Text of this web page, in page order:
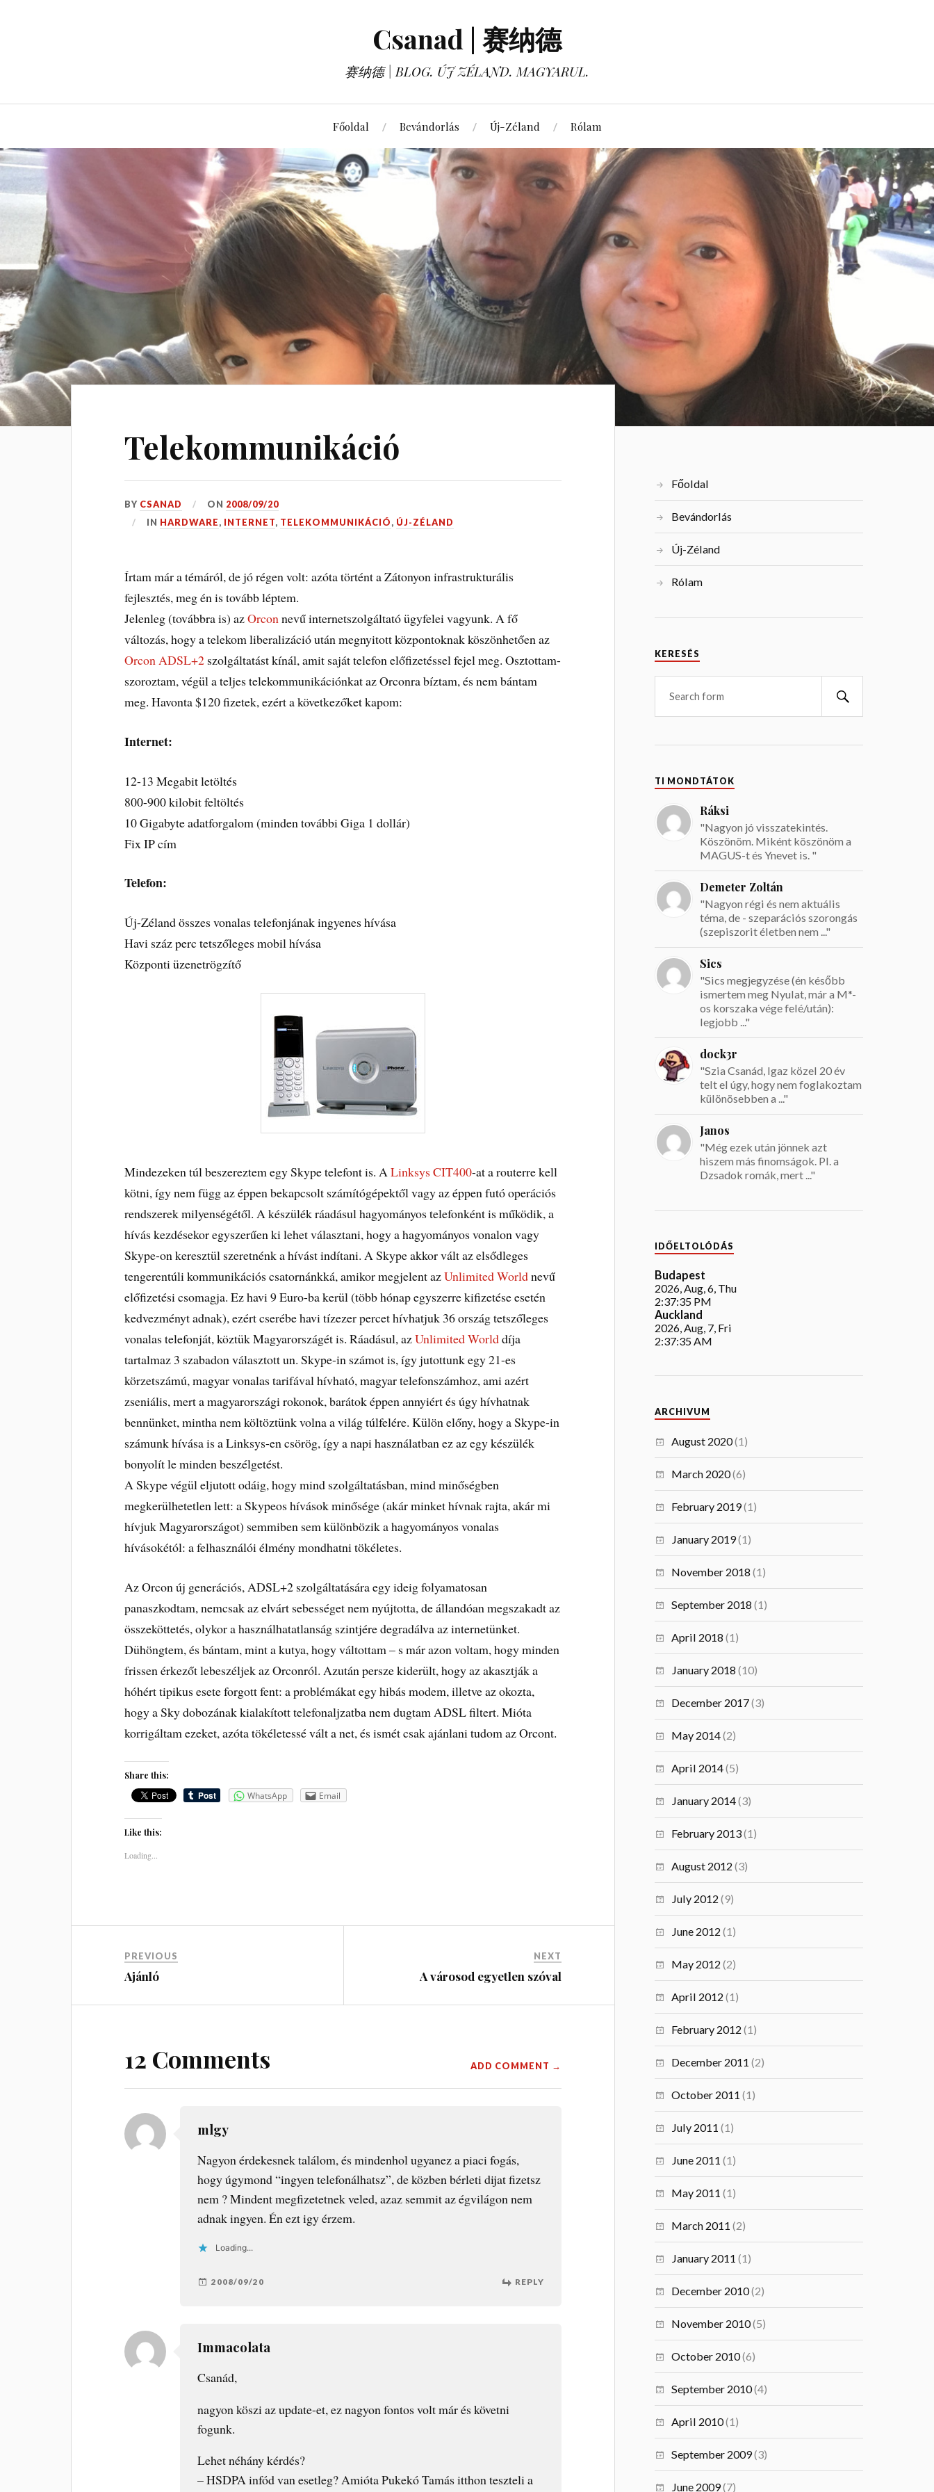
Csanad | 赛纳德
赛纳德 | BLOG. ÚJ ZÉLAND. MAGYARUL.
Főoldal Bevándorlás Új-Zéland Rólam
Telekommunikáció
BY CSANAD ON 2008/09/20
IN HARDWARE, INTERNET, TELEKOMMUNIKÁCIÓ, ÚJ-ZÉLAND
Írtam már a témáról, de jó régen volt: azóta történt a Zátonyon infrastrukturális
fejlesztés, meg én is tovább léptem.
Jelenleg (továbbra is) azOrconnevű internetszolgáltató ügyfelei vagyunk. A fő
változás, hogy a telekom liberalizáció után megnyitott központoknak köszönhetően az
Orcon ADSL+2 szolgáltatást kínál, amit saját telefon előfizetéssel fejel meg. Osztottam-
szoroztam, végül a teljes telekommunikációnkat az Orconra bíztam, és nem bántam
meg. Havonta $120 fizetek, ezért a következőket kapom:
Internet:
12-13 Megabit letöltés
800-900 kilobit feltöltés
10 Gigabyte adatforgalom (minden további Giga 1 dollár)
Fix IP cím
Telefon:
Új-Zéland összes vonalas telefonjának ingyenes hívása
Havi száz perc tetszőleges mobil hívása
Központi üzenetrögzítő
Mindezeken túl beszereztem egy Skype telefont is. ALinksys CIT400-at a routerre kell
kötni, így nem függ az éppen bekapcsolt számítógépektől vagy az éppen futó operációs
rendszerek milyenségétől. A készülék ráadásul hagyományos telefonként is működik, a
hívás kezdésekor egyszerűen ki lehet választani, hogy a hagyományos vonalon vagy
Skype-on keresztül szeretnénk a hívást indítani. A Skype akkor vált az elsődleges
tengerentúli kommunikációs csatornánkká, amikor megjelent azUnlimited Worldnevű
előfizetési csomagja. Ez havi 9 Euro-ba kerül (több hónap egyszerre kifizetése esetén
kedvezményt adnak), ezért cserébe havi tízezer percet hívhatjuk 36 ország tetszőleges
vonalas telefonját, köztük Magyarországét is. Ráadásul, azUnlimited Worlddíja
tartalmaz 3 szabadon választott un. Skype-in számot is, így jutottunk egy 21-es
körzetszámú, magyar vonalas tarifával hívható, magyar telefonszámhoz, ami azért
zseniális, mert a magyarországi rokonok, barátok éppen annyiért és úgy hívhatnak
bennünket, mintha nem költöztünk volna a világ túlfelére. Külön előny, hogy a Skype-in
számunk hívása is a Linksys-en csörög, így a napi használatban ez az egy készülék
bonyolít le minden beszélgetést.
A Skype végül eljutott odáig, hogy mind szolgáltatásban, mind minőségben
megkerülhetetlen lett: a Skypeos hívások minősége (akár minket hívnak rajta, akár mi
hívjuk Magyarországot) semmiben sem különbözik a hagyományos vonalas
hívásokétól: a felhasználói élmény mondhatni tökéletes.
Az Orcon új generációs, ADSL+2 szolgáltatására egy ideig folyamatosan
panaszkodtam, nemcsak az elvárt sebességet nem nyújtotta, de állandóan megszakadt az
összeköttetés, olykor a használhatatlanság szintjére degradálva az internetünket.
Dühöngtem, és bántam, mint a kutya, hogy váltottam – s már azon voltam, hogy minden
frissen érkezőt lebeszéljek az Orconról. Azután persze kiderült, hogy az akasztják a
hóhért tipikus esete forgott fent: a problémákat egy hibás modem, illetve az okozta,
hogy a Sky dobozának kialakított telefonaljzatba nem dugtam ADSL filtert. Mióta
korrigáltam ezeket, azóta tökéletessé vált a net, és ismét csak ajánlani tudom az Orcont.
Share this:
WhatsApp Email
Like this:
Loading...
PREVIOUS
Ajánló
NEXT
A városod egyetlen szóval
12 Comments ADD COMMENT →
mlgy
Nagyon érdekesnek találom, és mindenhol ugyanez a piaci fogás,
hogy úgymond “ingyen telefonálhatsz”, de közben bérleti dijat fizetsz
nem ? Mindent megfizetetnek veled, azaz semmit az égvilágon nem
adnak ingyen. Én ezt igy érzem.
Loading...
2008/09/20 REPLY
Immacolata
Csanád,
nagyon köszi az update-et, ez nagyon fontos volt már és követni
fogunk.
Lehet néhány kérdés?
– HSDPA infód van esetleg? Amióta Pukekó Tamás itthon teszteli a
Főoldal
Bevándorlás
Új-Zéland
Rólam
KERESÉS
TI MONDTÁTOK
Ráksi
"Nagyon jó visszatekintés.
Köszönöm. Miként köszönöm a
MAGUS-t és Ynevet is. "
Demeter Zoltán
"Nagyon régi és nem aktuális
téma, de - szeparációs szorongás
(szepiszorit életben nem ..."
Sics
"Sics megjegyzése (én később
ismertem meg Nyulat, már a M*-
os korszaka vége felé/után):
legjobb ..."
dock3r
"Szia Csanád, Igaz közel 20 év
telt el úgy, hogy nem foglakoztam
különösebben a ..."
Janos
"Még ezek után jönnek azt
hiszem más finomságok. Pl. a
Dzsadok romák, mert ..."
IDŐELTOLÓDÁS
Budapest
2026, Aug, 6, Thu
2:37:36 PM
Auckland
2026, Aug, 7, Fri
2:37:36 AM
ARCHIVUM
August 2020(1)
March 2020(6)
February 2019(1)
January 2019(1)
November 2018 (1)
September 2018 (1)
April 2018 (1)
January 2018 (10)
December 2017(3)
May 2014(2)
April 2014(5)
January 2014(3)
February 2013(1)
August 2012 (3)
July 2012 (9)
June 2012 (1)
May 2012 (2)
April 2012 (1)
February 2012 (1)
December 2011 (2)
October 2011 (1)
July 2011 (1)
June 2011 (1)
May 2011 (1)
March 2011 (2)
January 2011 (1)
December 2010(2)
November 2010(5)
October 2010(6)
September 2010(4)
April 2010(1)
September 2009(3)
June 2009(7)